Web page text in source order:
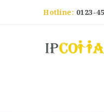
Hotline: 0123-